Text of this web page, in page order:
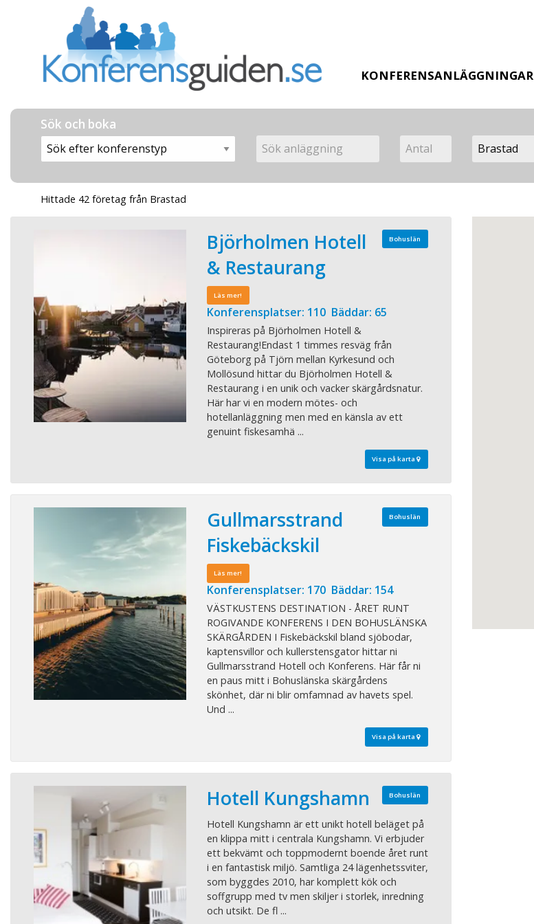
KONFERENSANLÄGGNINGAR
Sök och boka
Hittade 42 företag från Brastad
Bohuslän
Björholmen Hotell
& Restaurang
Läs mer!
Konferensplatser: 110 Bäddar: 65
Inspireras på Björholmen Hotell &
Restaurang!Endast 1 timmes resväg från
Göteborg på Tjörn mellan Kyrkesund och
Mollösund hittar du Björholmen Hotell &
Restaurang i en unik och vacker skärgårdsnatur.
Här har vi en modern mötes- och
hotellanläggning men med en känsla av ett
genuint fiskesamhä ...
Visa på karta
Bohuslän
Gullmarsstrand
Fiskebäckskil
Läs mer!
Konferensplatser: 170 Bäddar: 154
VÄSTKUSTENS DESTINATION - ÅRET RUNT
ROGIVANDE KONFERENS I DEN BOHUSLÄNSKA
SKÄRGÅRDEN I Fiskebäckskil bland sjöbodar,
kaptensvillor och kullerstensgator hittar ni
Gullmarsstrand Hotell och Konferens. Här får ni
en paus mitt i Bohuslänska skärgårdens
skönhet, där ni blir omfamnad av havets spel.
Und ...
Visa på karta
Bohuslän
Hotell Kungshamn
Hotell Kungshamn är ett unikt hotell beläget på
en klippa mitt i centrala Kungshamn. Vi erbjuder
ett bekvämt och toppmodernt boende året runt
i en fantastisk miljö. Samtliga 24 lägenhetssviter,
som byggdes 2010, har komplett kök och
soffgrupp med tv men skiljer i storlek, inredning
och utsikt. De fl ...